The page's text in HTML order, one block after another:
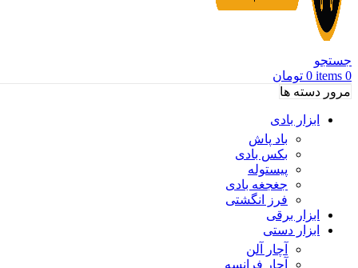
جستجو
0
items
0 تومان
مرور دسته ها
ابزار بادی
باد پاش
بکس بادی
پیستوله
جغجغه بادی
فرز انگشتی
ابزار برقی
ابزار دستی
آچار آلن
آچار فرانسه